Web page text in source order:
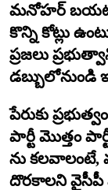
మనోహర్
కొన్ని కోట్లు
ప్రజలు
డబ్బులోనుండి
పేరుకు
పార్టీ మొత్తం
ను కలవాలంటే,
దొరకాలని వైసీపీ